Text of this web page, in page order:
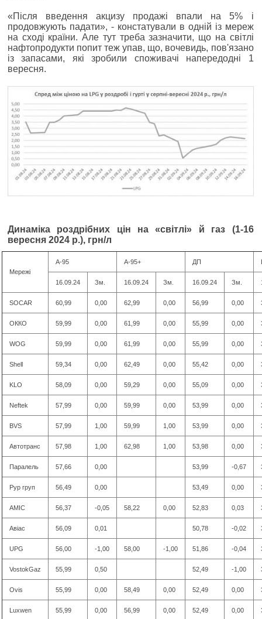
«Після введення акцизу продажі впали на 5% і
продовжують падати», - констатували в одній із мереж
на сході країни. Але тут треба зазначити, що на світлі
нафтопродукти попит теж упав, що, вочевидь, пов'язано
із запасами, які зробили споживачі напередодні 1
вересня.
Динаміка роздрібних цін на «світлі» й газ (1-16
вересня 2024 р.), грн/л
Мережі
А-95 А-95+ ДП
16.09.24 Зм. 16.09.24 Зм. 16.09.24 Зм.
SOCAR 60,99 0,00 62,99 0,00 56,99 0,00
ОККО 59,99 0,00 61,99 0,00 55,99 0,00
WOG 59,99 0,00 61,99 0,00 55,99 0,00
Shell 59,34 0,00 62,49 0,00 55,42 0,00
KLO 58,09 0,00 59,29 0,00 55,09 0,00
Neftek 57,99 0,00 59,99 0,00 53,99 0,00
BVS 57,99 1,00 59,99 1,00 53,99 0,00
Автотранс 57,98 1,00 62,98 1,00 53,98 0,00
Паралель 57,66 0,00 53,99 -0,67
Рур груп 56,49 0,00 53,49 0,00
AMIC 56,37 -0,05 58,22 0,00 52,83 0,03
Авіас 56,09 0,01 50,78 -0,02
UPG 56,00 -1,00 58,00 -1,00 51,86 -0,04
VostokGaz 55,99 0,50 52,49 -1,00
Ovis 55,99 0,00 58,49 0,00 52,49 0,00
Luxwen 55,99 0,00 56,99 0,00 52,49 0,00